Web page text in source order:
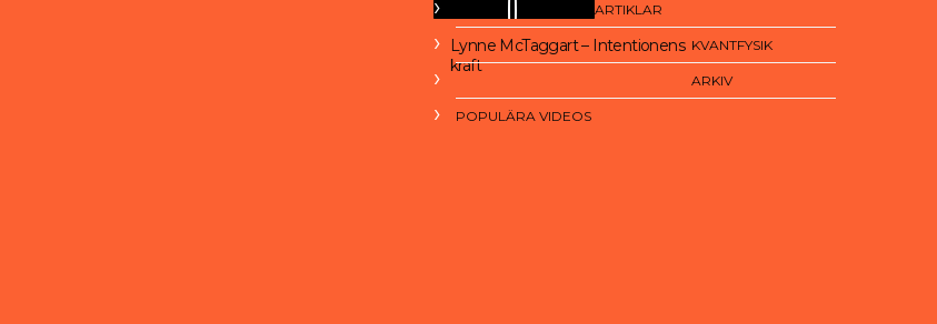
Lynne McTaggart – Intentionens
kraft
ARTIKLAR
KVANTFYSIK
ARKIV
POPULÄRA VIDEOS